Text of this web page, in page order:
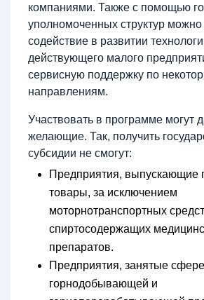
компаниями. Также с помощью
уполномоченных структур можно
содействие в развитии
действующего малого
сервисную поддержку по
направлениям.
Участвовать в программе могут
желающие. Так, получить
субсидии не смогут:
Предприятия, выпускающие
товары, за исключением
моторнотранспортных
спиртосодержащих
препаратов.
Предприятия, занятые сфере
горнодобывающей и